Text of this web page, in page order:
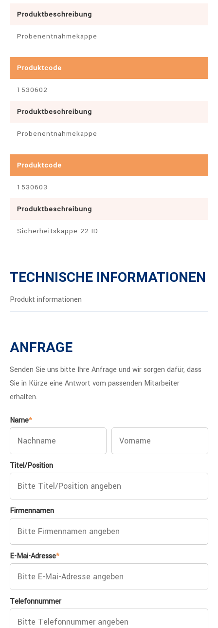
Produktbeschreibung
Probenentnahmekappe
Produktcode
1530602
Produktbeschreibung
Probenentnahmekappe
Produktcode
1530603
Produktbeschreibung
Sicherheitskappe 22 ID
TECHNISCHE INFORMATIONEN
Produkt informationen
ANFRAGE
Senden Sie uns bitte Ihre Anfrage und wir sorgen dafür, dass
Sie in Kürze eine Antwort vom passenden Mitarbeiter
erhalten.
Name*
Titel/Position
Firmennamen
E-Mai-Adresse*
Telefonnummer